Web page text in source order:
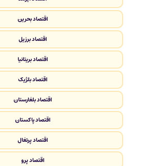
اقتصاد بحرین
اقتصاد برزیل
اقتصاد بریتانیا
اقتصاد بلژیک
اقتصاد بلغارستان
اقتصاد پاکستان
اقتصاد پرتغال
اقتصاد پرو